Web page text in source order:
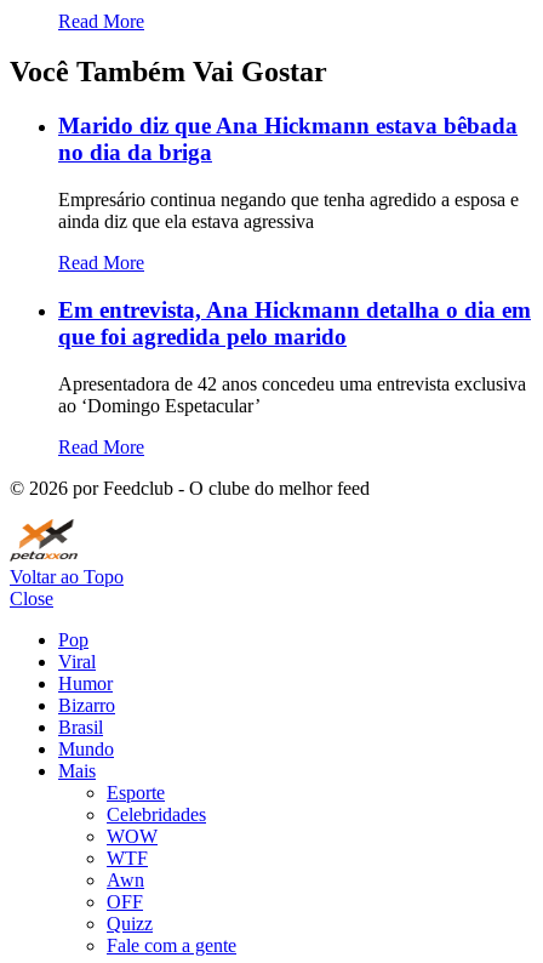
Read More
Você Também Vai Gostar
Marido diz que Ana Hickmann estava bêbada
no dia da briga
Empresário continua negando que tenha agredido a esposa e
ainda diz que ela estava agressiva
Read More
Em entrevista, Ana Hickmann detalha o dia em
que foi agredida pelo marido
Apresentadora de 42 anos concedeu uma entrevista exclusiva
ao ‘Domingo Espetacular’
Read More
© 2026 por Feedclub - O clube do melhor feed
Voltar ao Topo
Close
Pop
Viral
Humor
Bizarro
Brasil
Mundo
Mais
Esporte
Celebridades
WOW
WTF
Awn
OFF
Quizz
Fale com a gente